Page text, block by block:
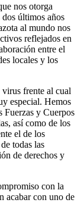
nos otorga
últimos años
al mundo nos
reflejados en
entre el
locales y los
frente al cual
especial. Hemos
Fuerzas y Cuerpos
así como de los
el de los
todas las
de derechos y
con la
acabar con uno de